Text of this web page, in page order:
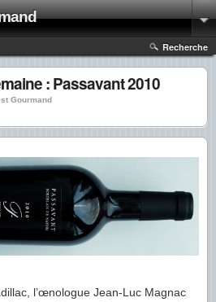
Recherche
: Passavant 2010
Gourmand
l’œnologue Jean-Luc Magnac